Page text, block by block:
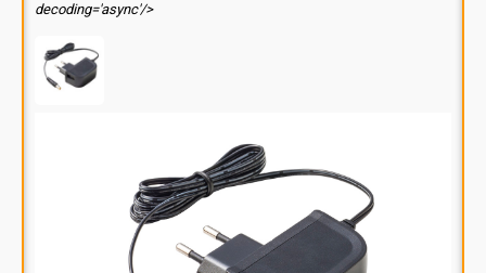
decoding='async'/>